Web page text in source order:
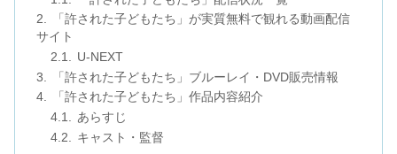
「許された子どもたち」が実質無料で観れる動画配信
サイト
U-NEXT
「許された子どもたち」ブルーレイ・DVD販売情報
「許された子どもたち」作品内容紹介
あらすじ
キャスト・監督